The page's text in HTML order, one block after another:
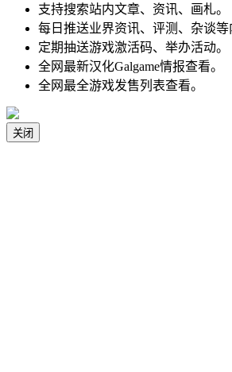
支持搜索站内文章、资讯、画札。
每日推送业界资讯、评测、杂谈等
定期抽送游戏激活码、举办活动。
全网最新汉化Galgame情报查看。
全网最全游戏发售列表查看。
关闭